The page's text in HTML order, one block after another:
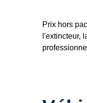
Prix hors
l'extincteur,